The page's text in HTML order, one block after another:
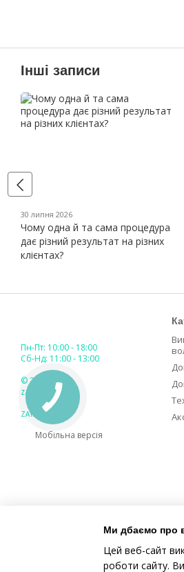
Інші записи
30 липня 2026
Чому одна й та сама процедура
дає різний результат на різних
клієнтах?
Пн-Пт: 10:00 - 18:00
Сб-Нд: 11:00 - 13:00
© 2018-2026
zaya.ua
ZAYA GLOBAL
Мобільна версія
Ми дбаємо про
Цей веб-сайт
роботи сайту.